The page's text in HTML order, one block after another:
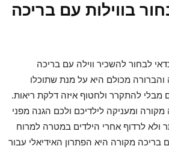
בווילות עם בריכה
לבחור להשכיר ווילה עם בריכה
מכולם היא על מנת שתוכלו
מבלי להתקרר ולחטוף איזה דלקת ריאות.
ומעניקה לילדיכם ולכם הגנה מפני
ולא לרדוף אחרי הילדים במטרה למרוח
מקורה היא הפתרון האידיאלי עבור